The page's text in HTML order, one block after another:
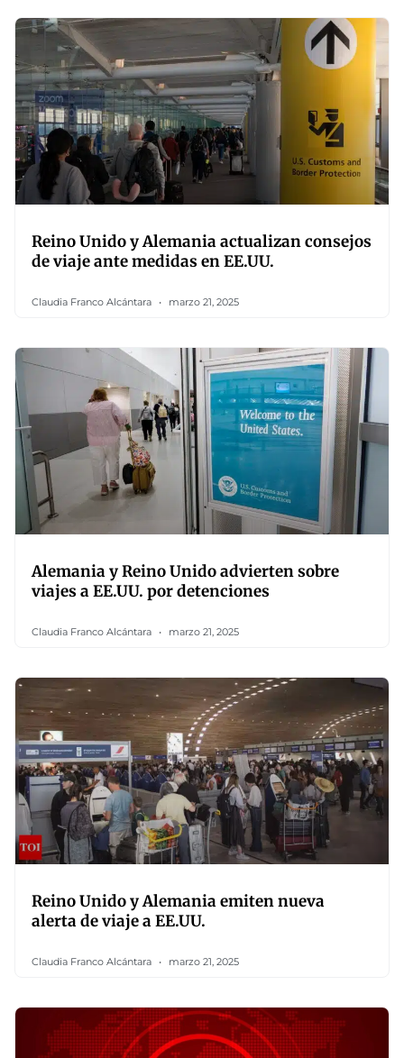
Reino Unido y Alemania actualizan consejos
de viaje ante medidas en EE.UU.
Claudia Franco Alcántara marzo 21, 2025
Alemania y Reino Unido advierten sobre
viajes a EE.UU. por detenciones
Claudia Franco Alcántara marzo 21, 2025
Reino Unido y Alemania emiten nueva
alerta de viaje a EE.UU.
Claudia Franco Alcántara marzo 21, 2025